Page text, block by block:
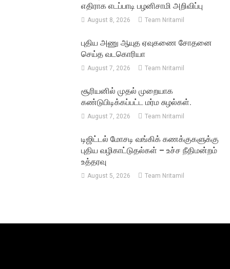
எதிராக எடப்பாடி பழனிசாமி அறிவிப்பு
August 8, 2026 Team Nritamil
புதிய அணு ஆயுத ஏவுகணை சோதனை
செய்த வடகொரியா
August 7, 2026 Team Nritamil
சூரியனில் முதல் முறையாக
கண்டுபிடிக்கப்பட்ட மர்ம சுழல்கள்.
August 7, 2026 Team Nritamil
டிஜிட்டல் மோசடி வங்கிக் கணக்குகளுக்கு
புதிய வழிகாட்டுதல்கள் – உச்ச நீதிமன்றம்
உத்தரவு
August 5, 2026 Team Nritamil